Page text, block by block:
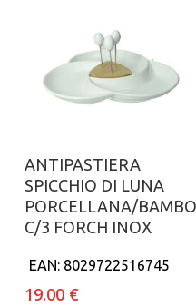
Aggiungi al carrello
ANTIPASTIERA
SPICCHIO DI LUNA
PORCELLANA/
C/3 FORCH INOX
EAN: 8029722516745
19.00 €